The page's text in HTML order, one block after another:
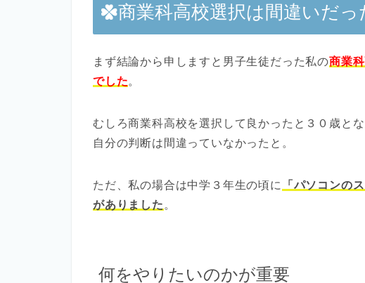
商業科高校選択は間違いだっ
まず結論から申しますと男子生徒だった私の商業
でした。
むしろ商業科高校を選択して良かったと３０歳と
自分の判断は間違っていなかったと。
ただ、私の場合は中学３年生の頃に
「パソコンの
がありました。
何をやりたいのかが重要